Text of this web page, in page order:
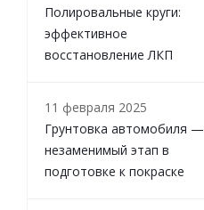
Полировальные круги:
эффективное
восстановление ЛКП
11 февраля 2025
Грунтовка автомобиля —
незаменимый этап в
подготовке к покраске